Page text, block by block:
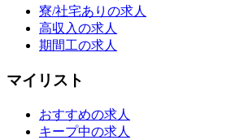
寮/社宅ありの求人
高収入の求人
期間工の求人
マイリスト
おすすめの求人
キープ中の求人